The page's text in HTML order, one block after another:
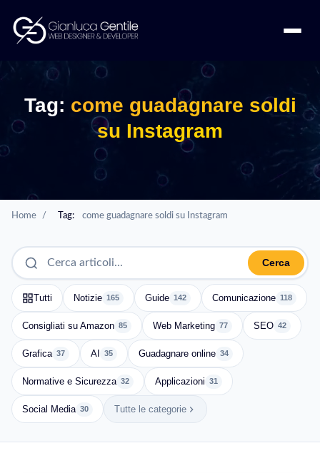
Tag: come guadagnare soldi
su Instagram
Home / Tag: come guadagnare soldi su Instagram
Cerca
Tutti Notizie 165 Guide 142 Comunicazione 118
Consigliati su Amazon 85 Web Marketing 77 SEO 42
Grafica 37 AI 35 Guadagnare online 34
Normative e Sicurezza 32 Applicazioni 31
Social Media 30 Tutte le categorie